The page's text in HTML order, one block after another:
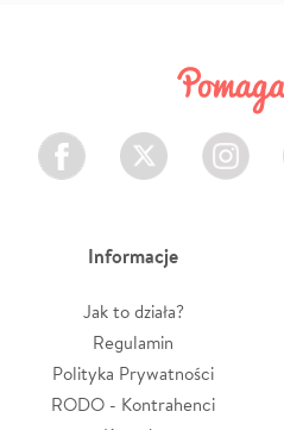
Facebook Twitter Instagram
Informacje
Jak to działa?
Regulamin
Polityka Prywatności
RODO - Kontrahenci